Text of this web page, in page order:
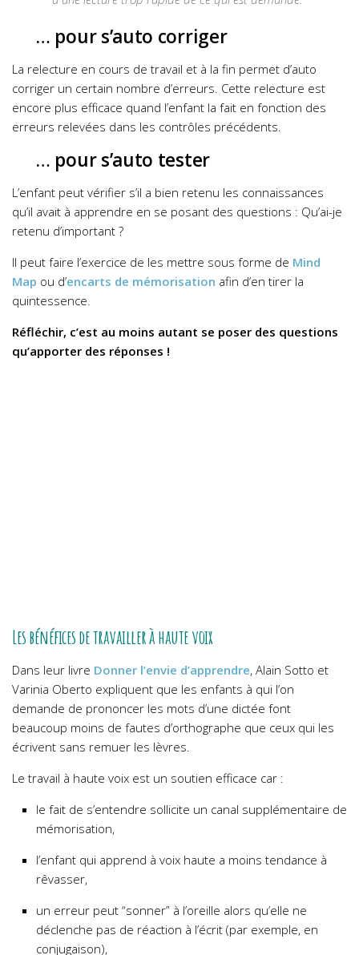
… pour s’auto corriger
La relecture en cours de travail et à la fin permet d’auto
corriger un certain nombre d’erreurs. Cette relecture est
encore plus efficace quand l’enfant la fait en fonction des
erreurs relevées dans les contrôles précédents.
… pour s’auto tester
L’enfant peut vérifier s’il a bien retenu les connaissances
qu’il avait à apprendre en se posant des questions : Qu’ai-je
retenu d’important ?
Il peut faire l’exercice de les mettre sous forme de Mind
Map ou d’encarts de mémorisation afin d’en tirer la
quintessence.
Réfléchir, c’est au moins autant se poser des questions
qu’apporter des réponses !
Les bénéfices de travailler à haute voix
Dans leur livre Donner l’envie d’apprendre, Alain Sotto et
Varinia Oberto expliquent que les enfants à qui l’on
demande de prononcer les mots d’une dictée font
beaucoup moins de fautes d’orthographe que ceux qui les
écrivent sans remuer les lèvres.
Le travail à haute voix est un soutien efficace car :
le fait de s’entendre sollicite un canal supplémentaire de
mémorisation,
l’enfant qui apprend à voix haute a moins tendance à
rêvasser,
un erreur peut “sonner” à l’oreille alors qu’elle ne
déclenche pas de réaction à l’écrit (par exemple, en
conjugaison),